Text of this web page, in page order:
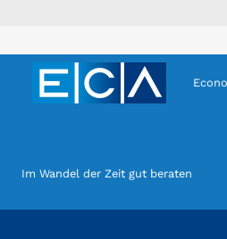
Im Wandel der Zeit gut beraten